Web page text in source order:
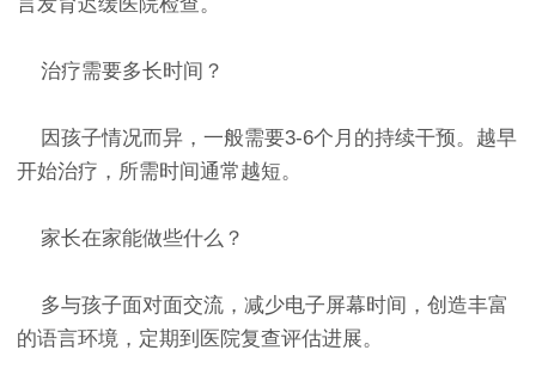
言发育迟缓医院检查。
治疗需要多长时间？
因孩子情况而异，一般需要3-6个月的持续干预。越早
开始治疗，所需时间通常越短。
家长在家能做些什么？
多与孩子面对面交流，减少电子屏幕时间，创造丰富
的语言环境，定期到医院复查评估进展。